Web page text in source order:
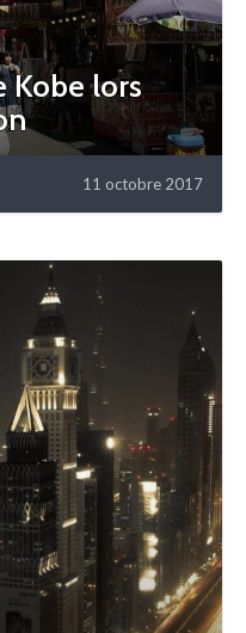
Kobe lors
11 octobre 2017